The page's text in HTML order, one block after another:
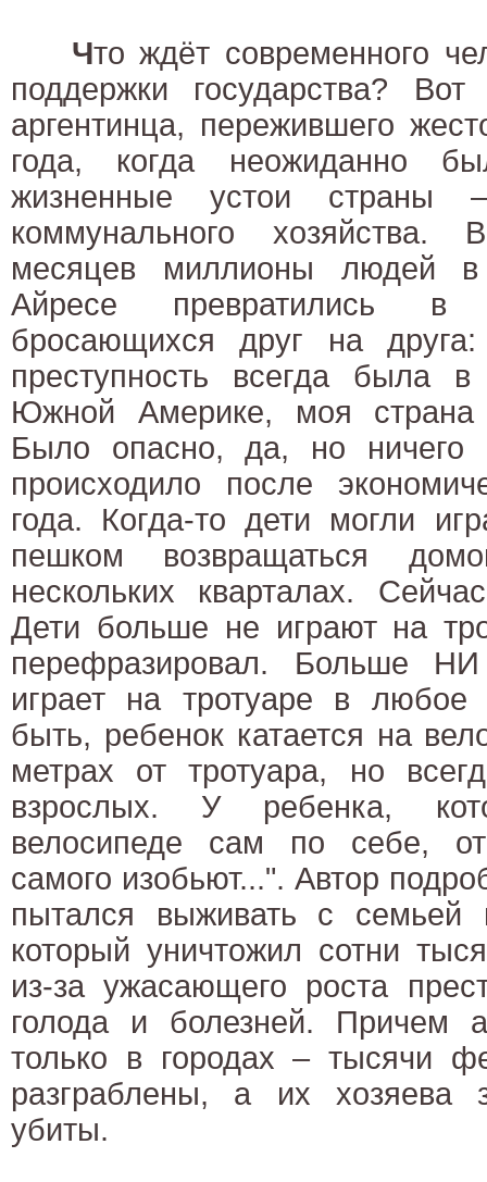
Что ждёт современного
поддержки государства?
аргентинца, пережившего
года, когда неожиданно
жизненные устои
коммунального хозяйства.
месяцев миллионы людей в
Айресе превратились в
бросающихся друг на
преступность всегда была
Южной Америке, моя страна
Было опасно, да, но ничего
происходило после
года. Когда-то дети могли
пешком возвращаться
нескольких кварталах.
Дети больше не играют на
перефразировал. Больше
играет на тротуаре в
быть, ребенок катается на
метрах от тротуара, но
взрослых. У ребенка,
велосипеде сам по себе,
самого изобьют...". Автор
пытался выживать с семьей
который уничтожил сотни
из-за ужасающего роста
голода и болезней. Причем
только в городах – тысячи
разграблены, а их хозяева
убиты.